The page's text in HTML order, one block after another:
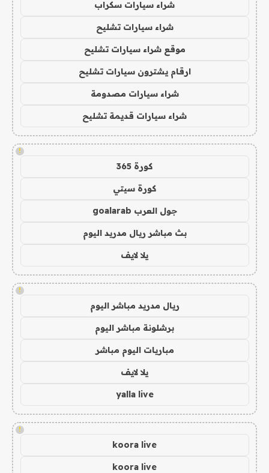
شراء سيارات سكراب
شراء سيارات تشليح
موقع شراء سيارات تشليح
ارقام يشترون سيارات تشليح
شراء سيارات مصدومة
شراء سيارات قديمة تشليح
!
كورة 365
كورة سيتي
جول العرب goalarab
بث مباشر ريال مدريد اليوم
يلا لايف
!
ريال مدريد مباشر اليوم
برشلونة مباشر اليوم
مباريات اليوم مباشر
يلا لايف
yalla live
!
koora live
koora live